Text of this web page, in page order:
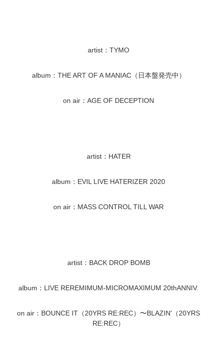
artist：TYMO
album：THE ART OF A MANIAC（日本盤発売中）
on air：AGE OF DECEPTION
artist：HATER
album：EVIL LIVE HATERIZER 2020
on air：MASS CONTROL TILL WAR
artist：BACK DROP BOMB
album：LIVE REREMIMUM-MICROMAXIMUM 20thANNIV.
on air：BOUNCE IT（20YRS RE:REC）〜BLAZIN'（20YRS
RE:REC）